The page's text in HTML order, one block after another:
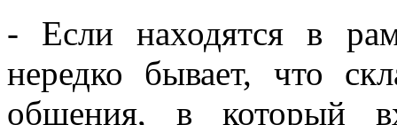
- Если находятся в
нередко бывает, что
общения, в который